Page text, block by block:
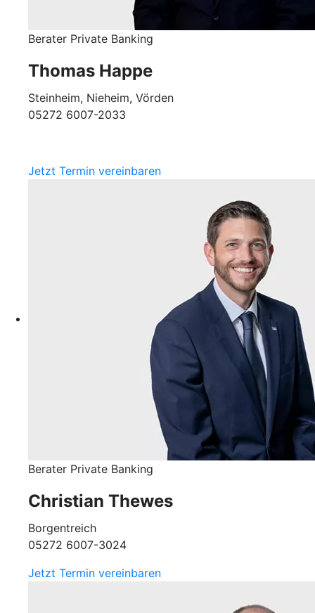
Berater Private Banking
Thomas Happe
Steinheim, Nieheim, Vörden
05272 6007-2033
Jetzt Termin vereinbaren
Berater Private Banking
Christian Thewes
Borgentreich
05272 6007-3024
Jetzt Termin vereinbaren